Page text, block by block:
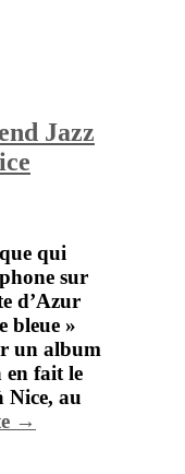
Jazz
qui
sur
d’Azur
bleue »
un album
en fait le
Nice, au
→